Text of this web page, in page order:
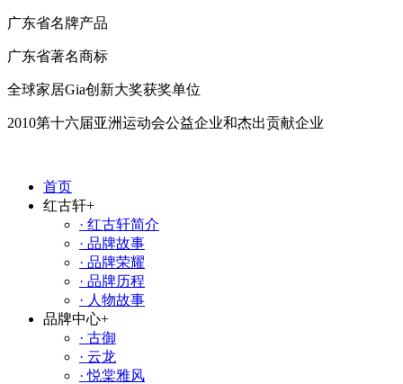
广东省名牌产品
广东省著名商标
全球家居Gia创新大奖获奖单位
2010第十六届亚洲运动会公益企业和杰出贡献企业
首页
红古轩+
· 红古轩简介
· 品牌故事
· 品牌荣耀
· 品牌历程
· 人物故事
品牌中心+
· 古御
· 云龙
· 悦棠雅风